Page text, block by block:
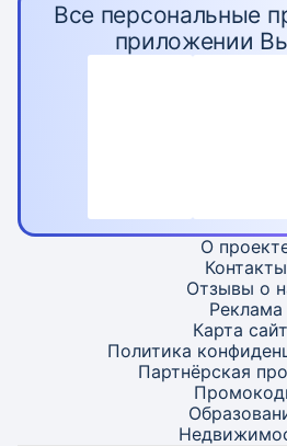
Все персональные
приложении
О
Контакты
Отзывы о
Реклама
Карта
Политика
Партнёрская